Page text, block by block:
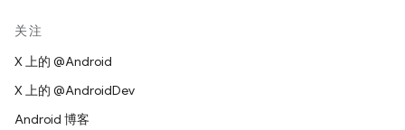
关注
X 上的 @Android
X 上的 @AndroidDev
Android 博客